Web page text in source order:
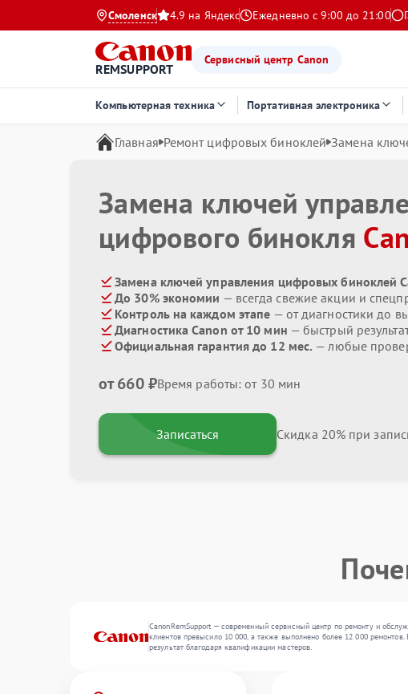
Смоленск 4.9 на Яндекс Ежедневно с 9:00 до 21:00
REMSUPPORT
Сервисный центр Canon
Компьютерная техника Портативная электроника
Главная Ремонт цифровых биноклей Замена
Замена ключей
цифрового бинокля
Замена ключей управления цифровых биноклей
До 30% экономии — всегда свежие акции и
Контроль на каждом этапе — от диагностики до
Диагностика Canon от 10 мин — быстрый
Официальная гарантия до 12 мес. — любые
от 660 ₽Время работы: от 30 мин
Записаться Скидка 20% при
CanonRemSupport — современный сервисный центр по ремонту и
клиентов превысило 10 000, а также выполнено более 12 000
результат благодаря квалификации мастеров.